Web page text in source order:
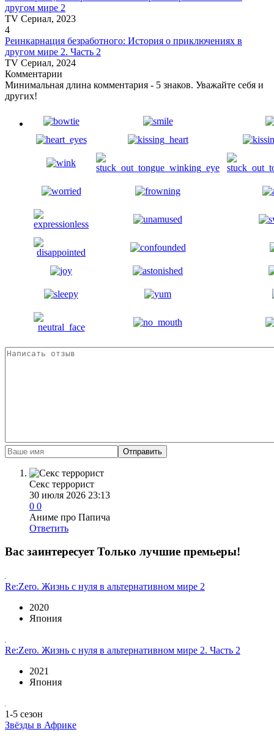
другом мире 2
TV Сериал, 2023
4
Реинкарнация безработного: История о приключениях в
другом мире 2. Часть 2
TV Сериал, 2024
Комментарии
Минимальная длина комментария - 5 знаков. Уважайте себя и
других!
Отправить
Секс террорист
30 июля 2026 23:13
0 0
Аниме про Папича
Ответить
Вас заинтересуетТолько лучшие премьеры!
Re:Zero. Жизнь с нуля в альтернативном мире 2
2020
Япония
Re:Zero. Жизнь с нуля в альтернативном мире 2. Часть 2
2021
Япония
1-5 сезон
Звёзды в Африке